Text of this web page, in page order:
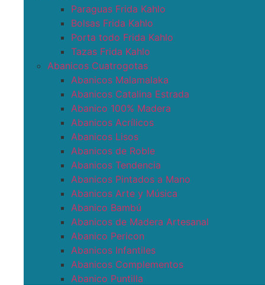
Paraguas Frida Kahlo
Bolsas Frida Kahlo
Porta todo Frida Kahlo
Tazas Frida Kahlo
Abanicos Cuatrogotas
Abanicos Malamalaka
Abanicos Catalina Estrada
Abanico 100% Madera
Abanicos Acrílicos
Abanicos Lisos
Abanicos de Roble
Abanicos Tendencia
Abanicos Pintados a Mano
Abanicos Arte y Música
Abanico Bambú
Abanicos de Madera Artesanal
Abanico Pericon
Abanicos Infantiles
Abanicos Complementos
Abanico Puntilla